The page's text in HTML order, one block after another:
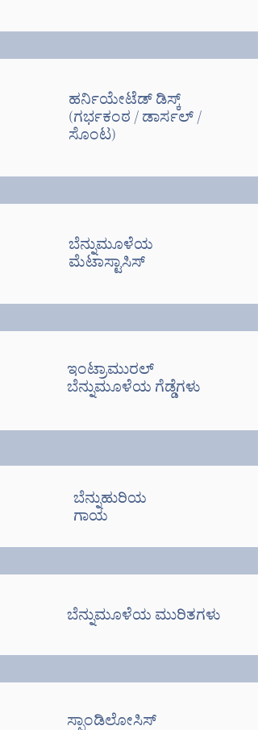
ಹರ್ನಿಯೇಟೆಡ್ ಡಿಸ್ಕ್
(ಗರ್ಭಕಂಠ / ಡಾರ್ಸಲ್ /
ಸೊಂಟ)
ಬೆನ್ನುಮೂಳೆಯ
ಮೆಟಾಸ್ಟಾಸಿಸ್
ಇಂಟ್ರಾಮುರಲ್
ಬೆನ್ನುಮೂಳೆಯ ಗೆಡ್ಡೆಗಳು
ಬೆನ್ನುಹುರಿಯ
ಗಾಯ
ಬೆನ್ನುಮೂಳೆಯ ಮುರಿತಗಳು
ಸ್ಪಾಂಡಿಲೋಸಿಸ್